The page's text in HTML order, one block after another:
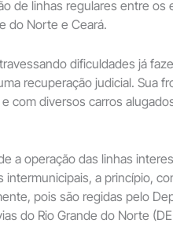
de linhas regulares entre os
do Norte e Ceará.
dificuldades já
recuperação judicial. Sua
com diversos carros
a operação das linhas
intermunicipais, a princípio,
pois são regidas pelo
do Rio Grande do Norte